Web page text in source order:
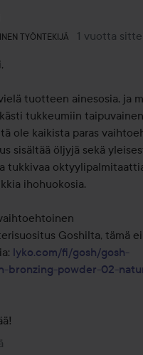
TYÖNTEKIJÄ
rooli: Entinen1 vuotta
Kommentti
tuotteen ainesosia, ja
tukkeumiin
ole kaikista paras
sisältää öljyjä sekä
tukkivaa
ihohuokosia.
Goshilta, tämä
lyko.com/fi/gosh/gosh-
bronzing-powder-02-